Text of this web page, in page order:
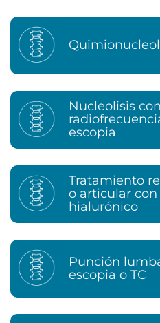
Nucleolisis
escopia
Tratamiento
o articular con
hialurónico
Punción
escopia o TC